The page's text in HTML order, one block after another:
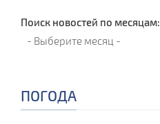
Поиск новостей по месяцам:
ПОГОДА